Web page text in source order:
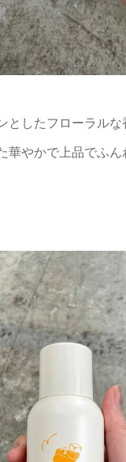
としたフローラルな
華やかで上品でふん